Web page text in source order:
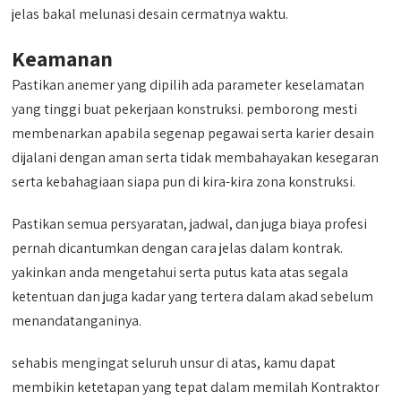
jelas bakal melunasi desain cermatnya waktu.
Keamanan
Pastikan anemer yang dipilih ada parameter keselamatan
yang tinggi buat pekerjaan konstruksi. pemborong mesti
membenarkan apabila segenap pegawai serta karier desain
dijalani dengan aman serta tidak membahayakan kesegaran
serta kebahagiaan siapa pun di kira-kira zona konstruksi.
Pastikan semua persyaratan, jadwal, dan juga biaya profesi
pernah dicantumkan dengan cara jelas dalam kontrak.
yakinkan anda mengetahui serta putus kata atas segala
ketentuan dan juga kadar yang tertera dalam akad sebelum
menandatanganinya.
sehabis mengingat seluruh unsur di atas, kamu dapat
membikin ketetapan yang tepat dalam memilah Kontraktor